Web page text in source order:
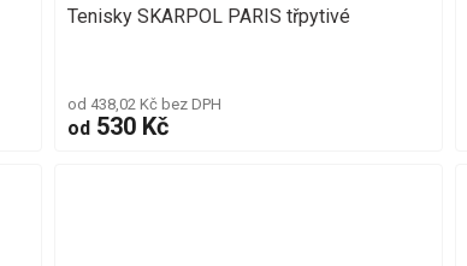
Tenisky SKARPOL PARIS třpytivé
od 438,02 Kč bez DPH
od530 Kč